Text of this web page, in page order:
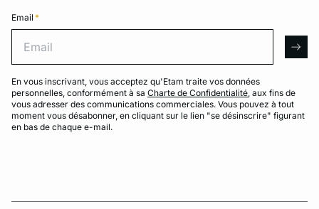
Email *
En vous inscrivant, vous acceptez qu'Etam traite vos données
personnelles, conformément à sa Charte de Confidentialité, aux fins de
vous adresser des communications commerciales. Vous pouvez à tout
moment vous désabonner, en cliquant sur le lien "se désinscrire" figurant
en bas de chaque e-mail.